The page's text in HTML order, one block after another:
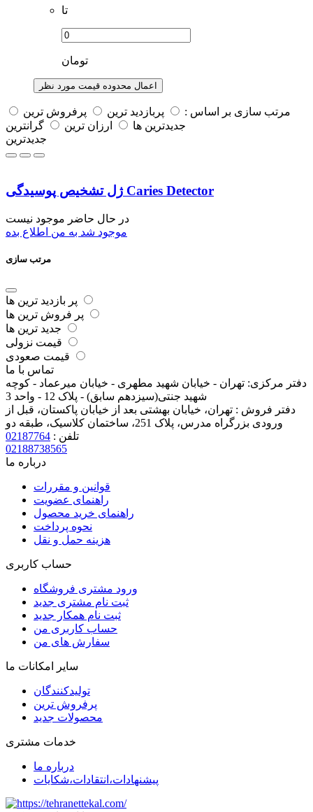
تا
تومان
اعمال محدوده قیمت مورد نظر
مرتب سازی بر اساس : پربازديد ترين
پرفروش ترين
جديدترين ها
ارزان ترین
گرانترین
جدیدترین
ژل تشخیص پوسیدگی Caries Detector
در حال حاضر موجود نیست
موجود شد به من اطلاع بده
مرتب سازی
پر بازدید ترین ها
پر فروش ترین ها
جدید ترین ها
قیمت نزولی
قیمت صعودی
تماس با ما
دفتر مرکزی: تهران - خیابان شهید مطهری - خیابان میرعماد - کوچه
شهید جنتی(سیزدهم سابق) - پلاک 12 - واحد 3
دفتر فروش : تهران، خیابان بهشتی بعد از خیابان پاکستان، قبل از
ورودی بزرگراه مدرس، پلاک 251، ساختمان کلاسیک، طبقه دو
تلفن : 02187764
02188738565
درباره ما
قوانین و مقررات
راهنمای عضویت
راهنمای خرید محصول
نحوه پرداخت
هزینه حمل و نقل
حساب کاربری
ورود مشتری فروشگاه
ثبت نام مشتری جدید
ثبت نام همکار جدید
حساب کاربری من
سفارش های من
سایر امکانات ما
تولیدکنندگان
پرفروش ترین
محصولات جدید
خدمات مشتری
درباره ما
پیشنهادات،انتقادات،شکایات